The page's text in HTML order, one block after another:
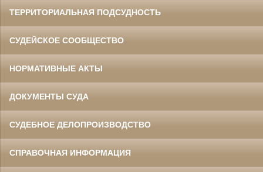
ТЕРРИТОРИАЛЬНАЯ ПОДСУДНОСТЬ
СУДЕЙСКОЕ СООБЩЕСТВО
НОРМАТИВНЫЕ АКТЫ
ДОКУМЕНТЫ СУДА
СУДЕБНОЕ ДЕЛОПРОИЗВОДСТВО
СПРАВОЧНАЯ ИНФОРМАЦИЯ